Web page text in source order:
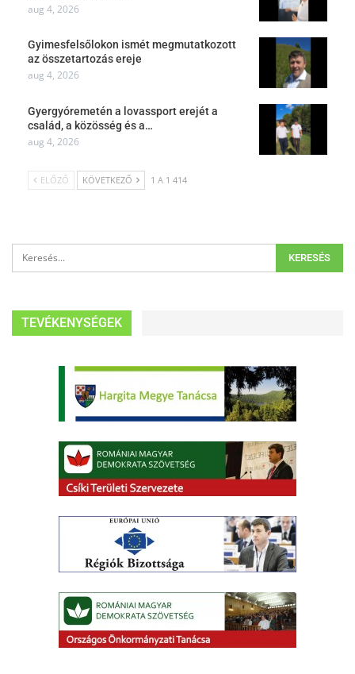
aug 4, 2026
Gyimesfelsőlokon ismét megmutatkozott
az összetartozás ereje
aug 4, 2026
Gyergyóremetén a lovassport erejét a
család, a közösség és a…
aug 4, 2026
ELŐZŐ KÖVETKEZŐ 1 A 1 414
TEVÉKENYSÉGEK